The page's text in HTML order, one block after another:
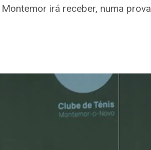
irá receber, numa prova